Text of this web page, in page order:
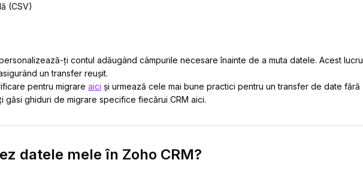
(CSV)
ți contul adăugând câmpurile necesare înainte de a muta datele. Acest lucru
un transfer reușit.
pentru migrare aici și urmează cele mai bune practici pentru un transfer de date fără
găsi ghiduri de migrare specifice fiecărui CRM aici.
datele mele în Zoho CRM?